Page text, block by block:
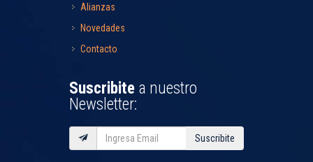
Alianzas
Novedades
Contacto
Suscribite a nuestro
Newsletter:
Suscribite